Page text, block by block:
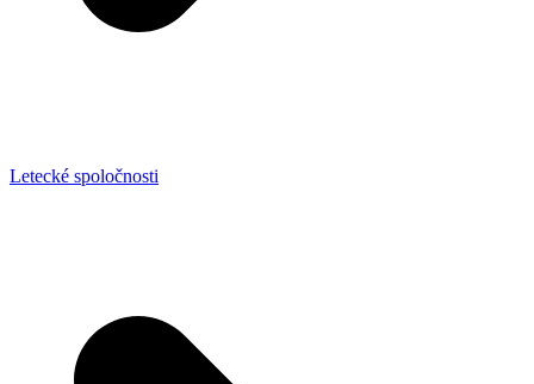
Letecké spoločnosti